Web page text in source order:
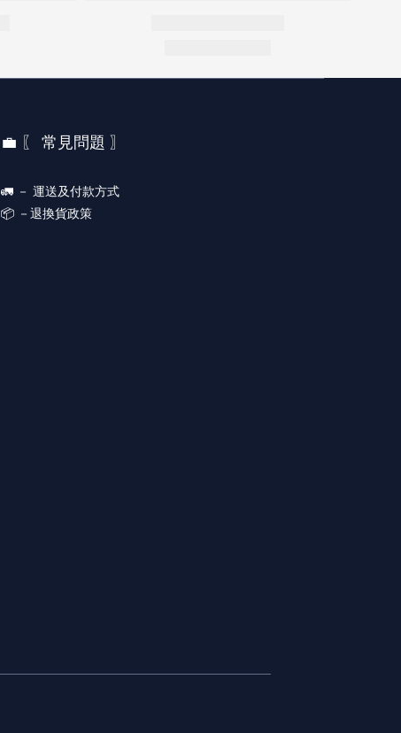
💼 〖 常見問題 〗
🚛 － 運送及付款方式
📦 － 退換貨政策